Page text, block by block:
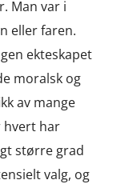
Man var i
eller faren.
ekteskapet
moralsk og
av mange
hvert har
større grad
valg, og